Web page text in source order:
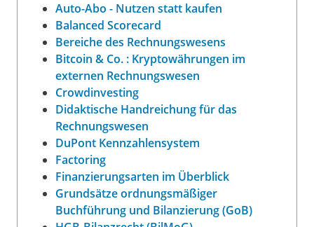
Auto-Abo - Nutzen statt kaufen
Balanced Scorecard
Bereiche des Rechnungswesens
Bitcoin & Co. : Kryptowährungen im
externen Rechnungswesen
Crowdinvesting
Didaktische Handreichung für das
Rechnungswesen
DuPont Kennzahlensystem
Factoring
Finanzierungsarten im Überblick
Grundsätze ordnungsmäßiger
Buchführung und Bilanzierung (GoB)